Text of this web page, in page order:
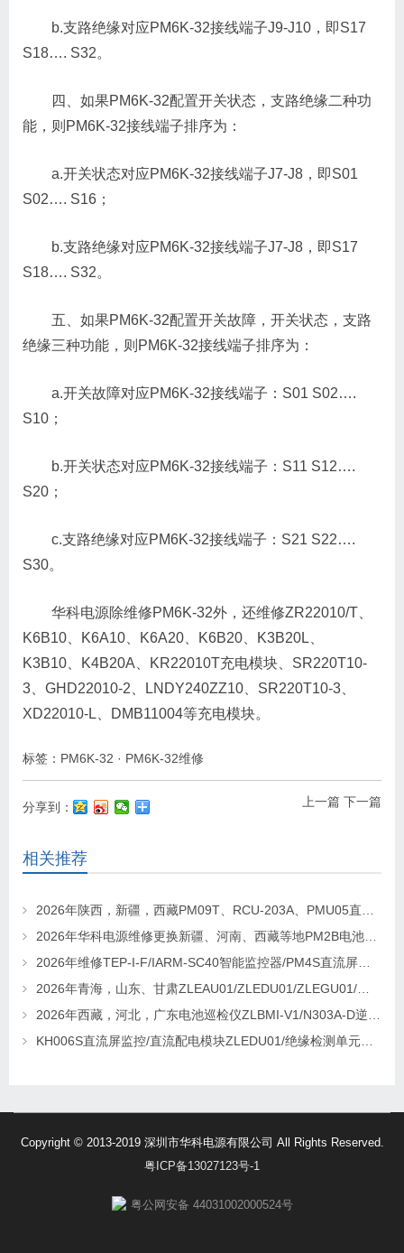
b.支路绝缘对应PM6K-32接线端子J9-J10，即S17
S18…. S32。
四、如果PM6K-32配置开关状态，支路绝缘二种功
能，则PM6K-32接线端子排序为：
a.开关状态对应PM6K-32接线端子J7-J8，即S01
S02…. S16；
b.支路绝缘对应PM6K-32接线端子J7-J8，即S17
S18…. S32。
五、如果PM6K-32配置开关故障，开关状态，支路
绝缘三种功能，则PM6K-32接线端子排序为：
a.开关故障对应PM6K-32接线端子：S01 S02….
S10；
b.开关状态对应PM6K-32接线端子：S11 S12….
S20；
c.支路绝缘对应PM6K-32接线端子：S21 S22….
S30。
华科电源除维修PM6K-32外，还维修ZR22010/T、
K6B10、K6A10、K6A20、K6B20、K3B20L、
K3B10、K4B20A、KR22010T充电模块、SR220T10-
3、GHD22010-2、LNDY240ZZ10、SR220T10-3、
XD22010-L、DMB11004等充电模块。
标签： PM6K-32 · PM6K-32维修
上一篇 下一篇
分享到：
相关推荐
2026年陕西，新疆，西藏PM09T、RCU-203A、PMU05直流屏监控维修及更换请联系华科电源
2026年华科电源维修更换新疆、河南、西藏等地PM2B电池巡检单元，PM2J绝缘检测单元、PSM-T07E 监控
2026年维修TEP-I-F/IARM-SC40智能监控器/PM4S直流屏监控找华科电源
2026年青海，山东、甘肃ZLEAU01/ZLEDU01/ZLEGU01/电池巡检仪ZLBM-12更换及维修
2026年西藏，河北，广东电池巡检仪ZLBMI-V1/N303A-D逆变器/ATC48M30Ⅲ电源模块维修更换
KH006S直流屏监控/直流配电模块ZLEDU01/绝缘检测单元DJY60更换及维修
Copyright © 2013-2019 深圳市华科电源有限公司 All Rights Reserved.
粤ICP备13027123号-1
粤公网安备 44031002000524号